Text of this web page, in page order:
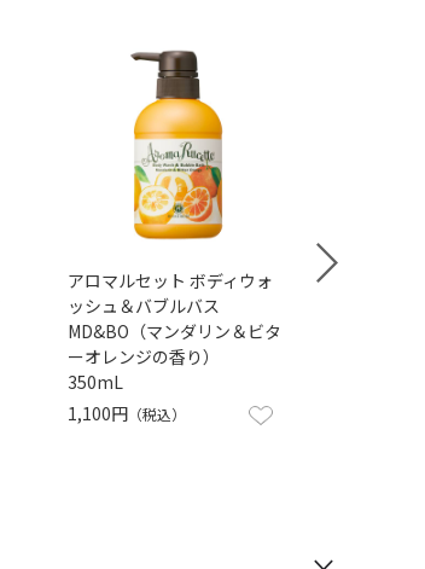
アロマルセット ボディウォ
ッシュ＆バブルバス
MD&BO（マンダリン＆ビタ
ーオレンジの香り）
350mL
1,100円 （税込）